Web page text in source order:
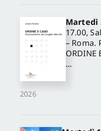
2026
Martedì
17.00,
– Roma.
ORDINE
...